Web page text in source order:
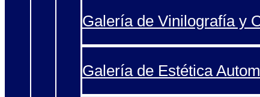
Galería de Vinilografía y
Galería de Estética